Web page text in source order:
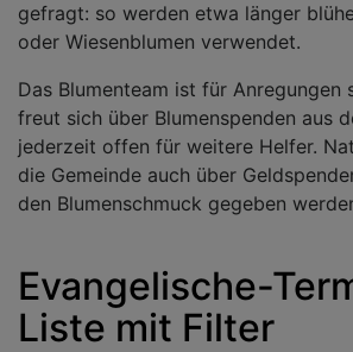
gefragt: so werden etwa länger
oder Wiesenblumen verwendet.
Das Blumenteam ist für Anregungen
freut sich über Blumenspenden aus
jederzeit offen für weitere Helfer.
die Gemeinde auch über
den Blumenschmuck gegeben
Evangelische-
Liste mit Filter